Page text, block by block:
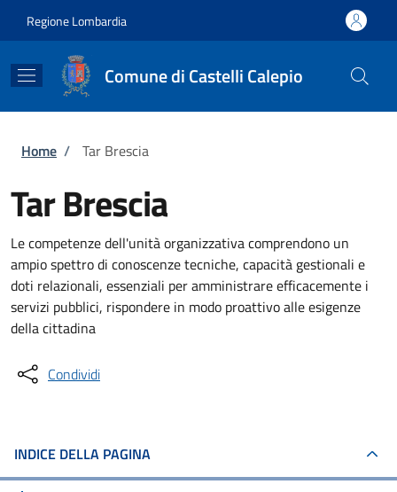
Regione Lombardia
Comune di Castelli Calepio
Briciole di pane
Home / Tar Brescia
Tar Brescia
Le competenze dell'unità organizzativa comprendono un
ampio spettro di conoscenze tecniche, capacità gestionali e
doti relazionali, essenziali per amministrare efficacemente i
servizi pubblici, rispondere in modo proattivo alle esigenze
della cittadina
Condividi
INDICE DELLA PAGINA